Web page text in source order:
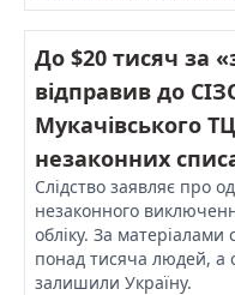
До $20 тисяч за
відправив до
Мукачівського
незаконних
Слідство заявляє про
незаконного
обліку. За
понад тисяча людей, а
залишили Україну.